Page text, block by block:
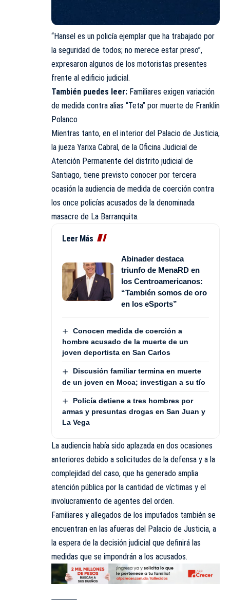
“Hansel es un policía ejemplar que ha trabajado por
la seguridad de todos; no merece estar preso”,
expresaron algunos de los motoristas presentes
frente al edificio judicial.
También puedes leer: Familiares exigen variación
de medida contra alias “Teta” por muerte de Franklin
Polanco
Mientras tanto, en el interior del Palacio de Justicia,
la jueza Yarixa Cabral, de la Oficina Judicial de
Atención Permanente del distrito judicial de
Santiago, tiene previsto conocer por tercera
ocasión la audiencia de medida de coerción contra
los once policías acusados de la denominada
masacre de La Barranquita.
Leer Más
Abinader destaca
triunfo de MenaRD en
los Centroamericanos:
“También somos de oro
en los eSports”
Conocen medida de coerción a
hombre acusado de la muerte de un
joven deportista en San Carlos
Discusión familiar termina en muerte
de un joven en Moca; investigan a su tío
Policía detiene a tres hombres por
armas y presuntas drogas en San Juan y
La Vega
La audiencia había sido aplazada en dos ocasiones
anteriores debido a solicitudes de la defensa y a la
complejidad del caso, que ha generado amplia
atención pública por la cantidad de víctimas y el
involucramiento de agentes del orden.
Familiares y allegados de los imputados también se
encuentran en las afueras del Palacio de Justicia, a
la espera de la decisión judicial que definirá las
medidas que se impondrán a los acusados.